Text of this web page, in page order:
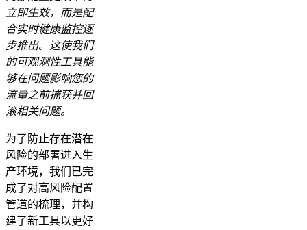
立即生效，而是配
合实时健康监控逐
步推出。这使我们
的可观测性工具能
够在问题影响您的
流量之前捕获并回
滚相关问题。
为了防止存在潜在
风险的部署进入生
产环境，我们已完
成了对高风险配置
管道的梳理，并构
建了新工具以更好